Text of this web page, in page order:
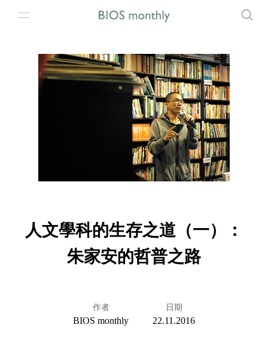
人文學科的生存之道（一）：
朱家安的哲普之路
作者
BIOS monthly
日期
22.11.2016